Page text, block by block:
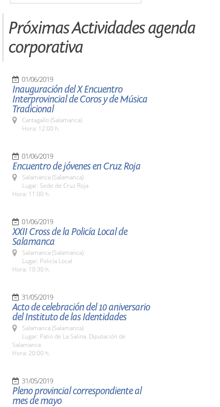
Próximas Actividades agenda
corporativa
01/06/2019
Inauguración del X Encuentro
Interprovincial de Coros y de Música
Tradicional
Cantagallo (Salamanca)
Hora: 12:00 h.
01/06/2019
Encuentro de jóvenes en Cruz Roja
Salamanca (Salamanca)
Lugar: Sede de Cruz Roja
Hora: 11:00 h.
01/06/2019
XXII Cross de la Policía Local de
Salamanca
Salamanca (Salamanca)
Lugar: Policía Local
Hora: 10:30 h.
31/05/2019
Acto de celebración del 10 aniversario
del Instituto de las Identidades
Salamanca (Salamanca)
Lugar: Patio de La Salina. Diputación de
Salamanca
Hora: 20:00 h.
31/05/2019
Pleno provincial correspondiente al
mes de mayo